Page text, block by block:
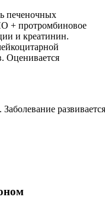
печеночных
+ протромбиновое
и креатинин.
Оценивается